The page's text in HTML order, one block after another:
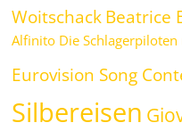
WoitschackBeatrice
Alfinito Die Schlagerpiloten
Eurovision Song
Silbereisen